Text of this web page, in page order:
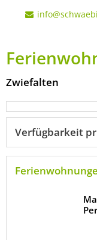
Zwiefalten
Verfügbarkeit